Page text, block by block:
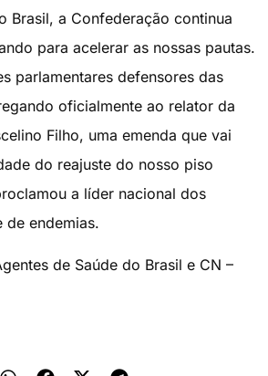
Brasil, a Confederação continua
para acelerar as nossas pautas.
parlamentares defensores das
oficialmente ao relator da
Filho, uma emenda que vai
do reajuste do nosso piso
a líder nacional dos
de endemias.
de Saúde do Brasil e CN –